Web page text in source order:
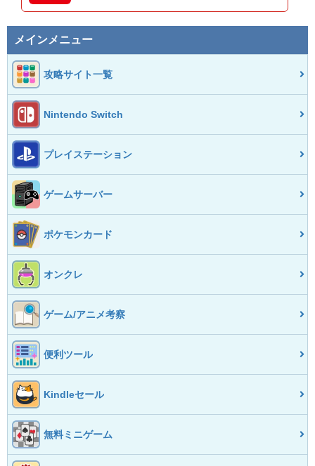
メインメニュー
攻略サイト一覧
Nintendo Switch
プレイステーション
ゲームサーバー
ポケモンカード
オンクレ
ゲーム/アニメ考察
便利ツール
Kindleセール
無料ミニゲーム